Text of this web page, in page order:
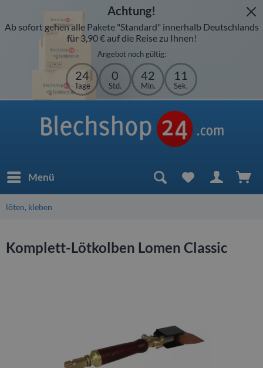
Achtung!
Ab sofort gehen alle Pakete "Standard" innerhalb Deutschlands
für 3,90 € auf die Reise zu Ihnen!
Angebot noch gültig:
24
Tage
0
Std.
42
Min.
10
Sek.
Menü
löten, kleben
Komplett-Lötkolben Lomen Classic